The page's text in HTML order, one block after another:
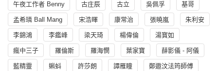
午夜工作者 Benny 古庄辰 古立 吳佩孚 基哥
孟希璘 Ball Mang 宋浩暉 康常治 張曉嵐 朱利安
李錦鴻 李鑑峰 梁天琦 楊偉倫 湯寳如
瘋中三子 羅倫斯 羅海憫 葉家寶 薛影儀 - 阿儀
藍精靈 蝌蚪 許莎朗 譚雁瞳 鄭遨汶法筠師傅